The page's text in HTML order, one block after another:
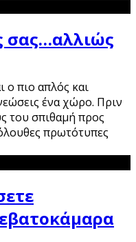
σας…αλλιώς
ο πιο απλός και
ένα χώρο. Πριν
του σπιθαμή προς
πρωτότυπες